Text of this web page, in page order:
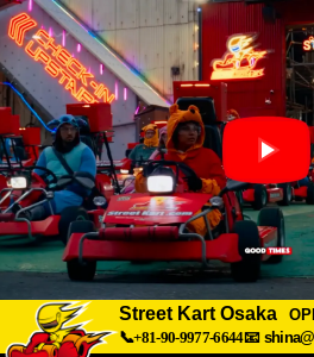
Street Kart Osaka
📞+81-90-9977-6644📧